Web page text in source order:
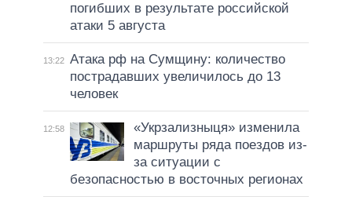
погибших в результате российской
атаки 5 августа
13:22 Атака рф на Сумщину: количество
пострадавших увеличилось до 13
человек
12:58
«Укрзализныця» изменила
маршруты ряда поездов из-
за ситуации с
безопасностью в восточных регионах